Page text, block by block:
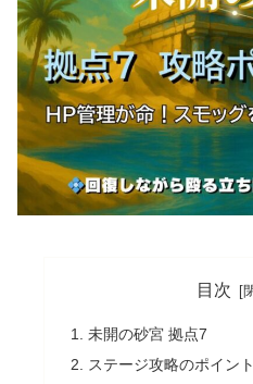
目次
未開の砂宮 拠点7
ステージ攻略のポイント